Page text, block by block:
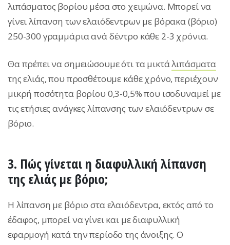
λιπάσματος βορίου μέσα στο χειμώνα. Μπορεί να
γίνει λίπανση των ελαιόδεντρων με βόρακα (βόριο)
250-300 γραμμάρια ανά δέντρο κάθε 2-3 χρόνια.
Θα πρέπει να σημειώσουμε ότι τα μικτάλιπάσματα
της ελιάς, που προσθέτουμε κάθε χρόνο, περιέχουν
μικρή ποσότητα βορίου 0,3-0,5% που ισοδυναμεί με
τις ετήσιες ανάγκες λίπανσης των ελαιόδεντρων σε
βόριο.
3. Πώς γίνεται η διαφυλλική λίπανση
της ελιάς με βόριο;
Η λίπανση με βόριο στα ελαιόδεντρα, εκτός από το
έδαφος, μπορεί να γίνει και με διαφυλλική
εφαρμογή κατά την περίοδο της άνοιξης. Ο